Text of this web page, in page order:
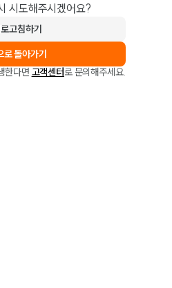
시도해주시겠어요?
고침하기
로 돌아가기
한다면 고객센터로 문의해주세요.